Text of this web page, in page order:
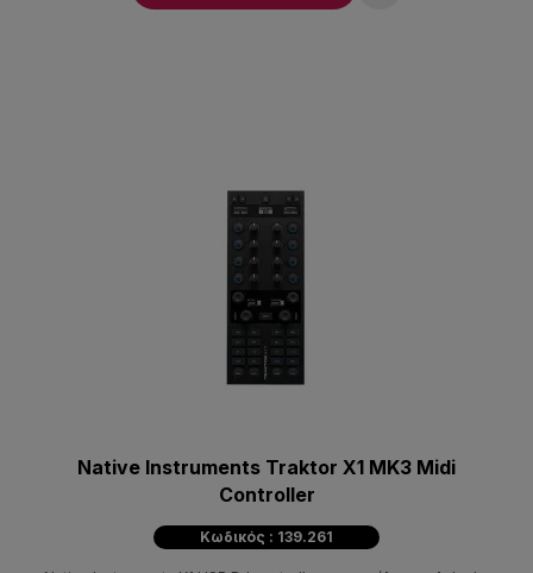
Native Instruments Traktor X1 MK3 Midi
Controller
Κωδικός : 139.261